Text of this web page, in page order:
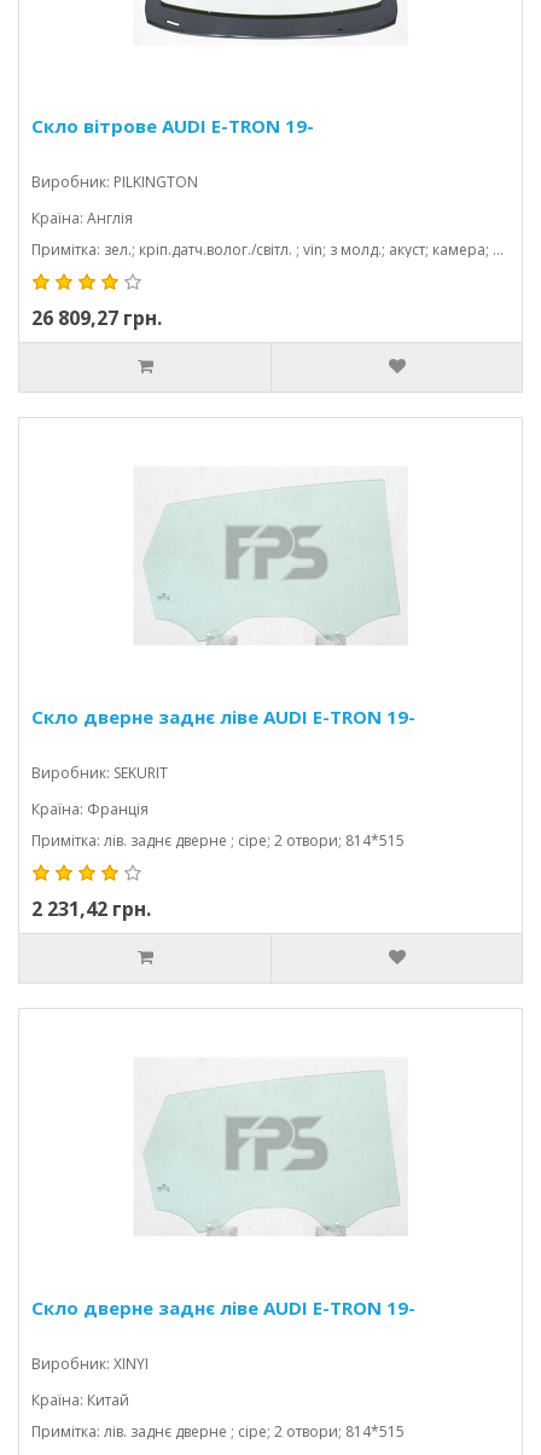
Скло вітрове AUDI E-TRON 19-
Виробник: PILKINGTON
Країна: Англія
Примітка: зел.; кріп.датч.волог./світл. ; vin; з молд.; акуст; камера; 1568*863
26 809,27 грн.
Скло дверне заднє ліве AUDI E-TRON 19-
Виробник: SEKURIT
Країна: Франція
Примітка: лів. заднє дверне ; сіре; 2 отвори; 814*515
2 231,42 грн.
Скло дверне заднє ліве AUDI E-TRON 19-
Виробник: XINYI
Країна: Китай
Примітка: лів. заднє дверне ; сіре; 2 отвори; 814*515